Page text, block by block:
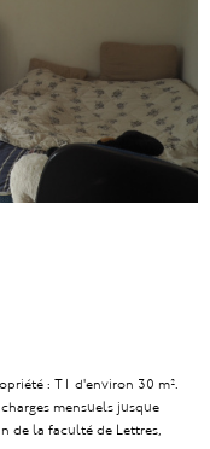
: T1 d'environ 30 m².
mensuels jusque
de la faculté de Lettres,